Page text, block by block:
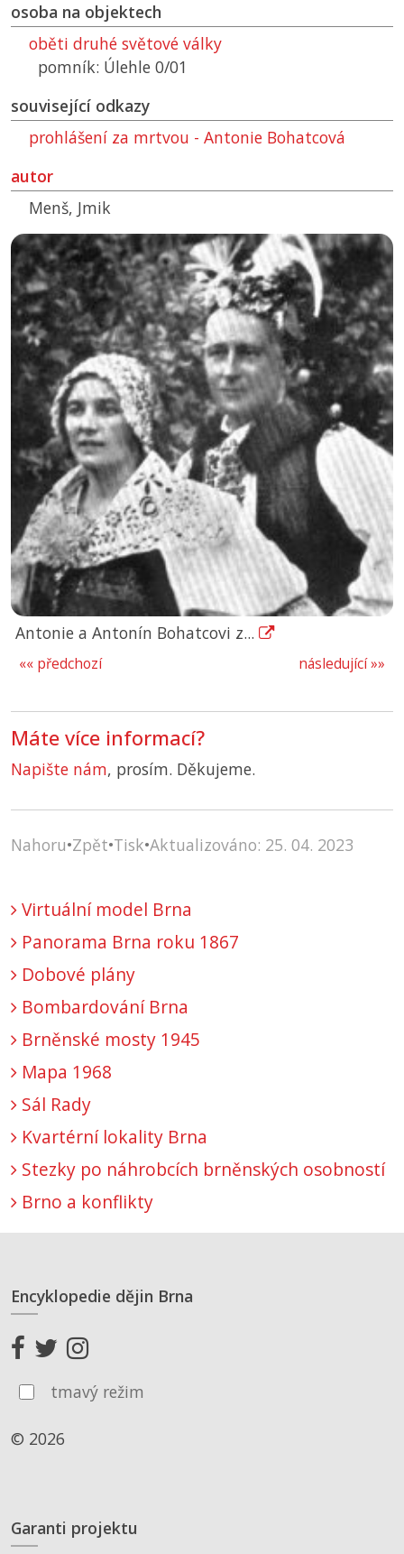
osoba na objektech
oběti druhé světové války
pomník: Úlehle 0/01
související odkazy
prohlášení za mrtvou - Antonie Bohatcová
autor
Menš, Jmik
Antonie a Antonín Bohatcovi z...
následující »»
«« předchozí
Máte více informací?
Napište nám, prosím. Děkujeme.
Nahoru•Zpět•Tisk•Aktualizováno: 25. 04. 2023
Virtuální model Brna
Panorama Brna roku 1867
Dobové plány
Bombardování Brna
Brněnské mosty 1945
Mapa 1968
Sál Rady
Kvartérní lokality Brna
Stezky po náhrobcích brněnských osobností
Brno a konflikty
Encyklopedie dějin Brna
tmavý režim
© 2026
Garanti projektu